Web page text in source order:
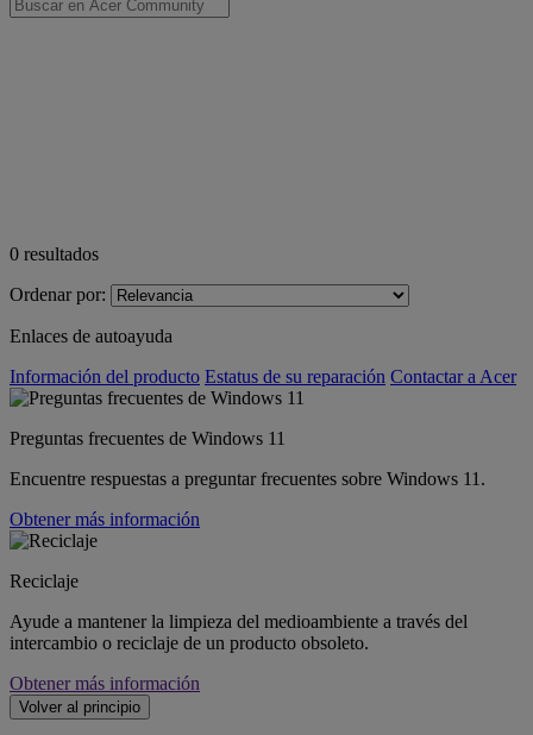
0 resultados
Ordenar por:
Enlaces de autoayuda
Información del producto Estatus de su reparación Contactar a Acer
Preguntas frecuentes de Windows 11
Encuentre respuestas a preguntar frecuentes sobre Windows 11.
Obtener más información
Reciclaje
Ayude a mantener la limpieza del medioambiente a través del
intercambio o reciclaje de un producto obsoleto.
Obtener más información
Volver al principio